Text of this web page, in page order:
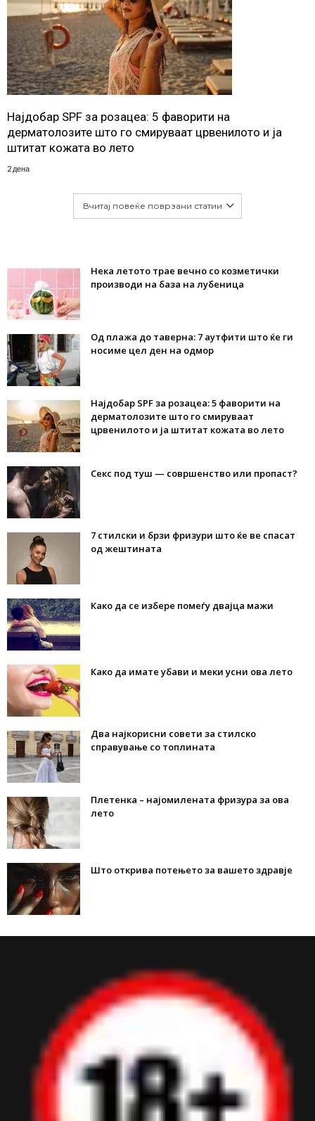
Најдобар SPF за розацеа: 5 фаворити на
дерматолозите што го смируваат црвенилото и ја
штитат кожата во лето
2 дена
Вчитај повеќе поврзани статии
Нека летото трае вечно со козметички
производи на база на лубеница
Од плажа до таверна: 7 аутфити што ќе ги
носиме цел ден на одмор
Најдобар SPF за розацеа: 5 фаворити на
дерматолозите што го смируваат
црвенилото и ја штитат кожата во лето
Секс под туш — совршенство или пропаст?
7 стилски и брзи фризури што ќе ве спасат
од жештината
Како да се избере помеѓу двајца мажи
Како да имате убави и меки усни ова лето
Два најкорисни совети за стилско
справување со топлината
Плетенка – најомилената фризура за ова
лето
Што открива потењето за вашето здравје